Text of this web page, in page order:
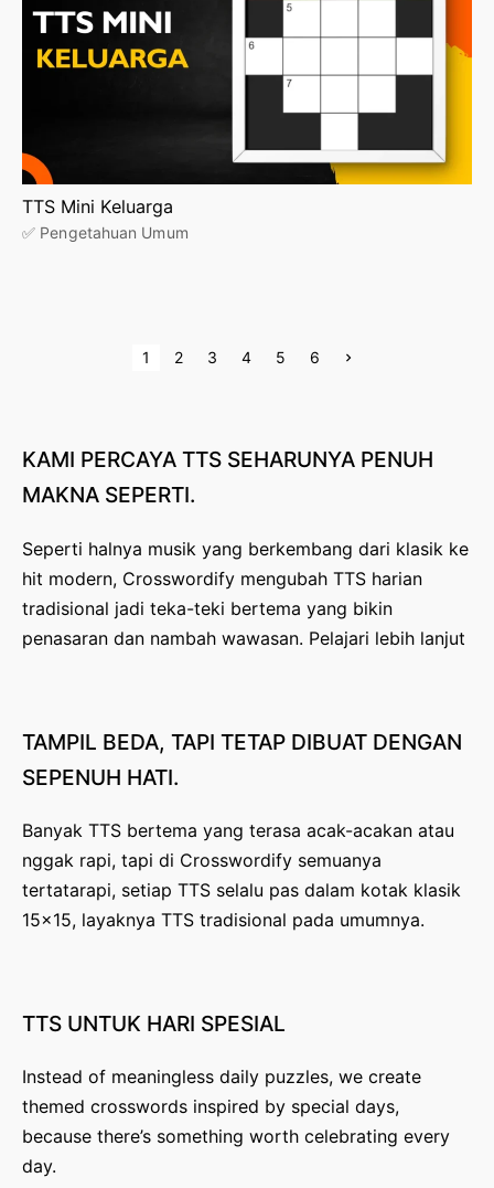
TTS Mini Keluarga
✅ Pengetahuan Umum
s
t
p
a
g
n
a
t
i
o
n
1 2 3 4 5 6
N
g
e
KAMI PERCAYA TTS SEHARUNYA PENUH
MAKNA SEPERTI.
Seperti halnya musik yang berkembang dari klasik ke
hit modern, Crosswordify mengubah TTS harian
tradisional jadi teka-teki bertema yang bikin
penasaran dan nambah wawasan. Pelajari lebih lanjut
TAMPIL BEDA, TAPI TETAP DIBUAT DENGAN
SEPENUH HATI.
Banyak TTS bertema yang terasa acak-acakan atau
nggak rapi, tapi di Crosswordify semuanya
tertatarapi, setiap TTS selalu pas dalam kotak klasik
15×15, layaknya TTS tradisional pada umumnya.
TTS UNTUK HARI SPESIAL
Instead of meaningless daily puzzles, we create
themed crosswords inspired by special days,
because there’s something worth celebrating every
day.